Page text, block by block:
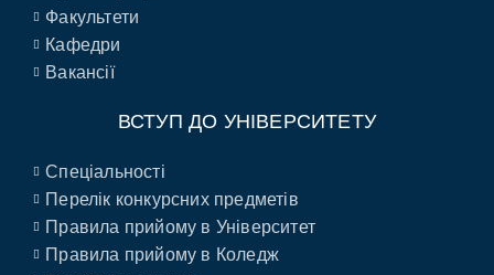
Факультети
Кафедри
Вакансії
ВСТУП ДО УНІВЕРСИТЕТУ
Спеціальності
Перелік конкурсних предметів
Правила прийому в Університет
Правила прийому в Коледж